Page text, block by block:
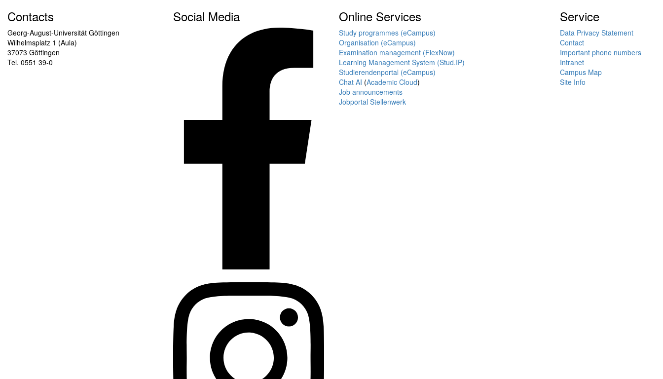
Contacts
Georg-August-Universität Göttingen
Wilhelmsplatz 1 (Aula)
37073 Göttingen
Tel. 0551 39-0
Social Media Online Services
Study programmes (eCampus)
Organisation (eCampus)
Examination management (FlexNow)
Learning Management System (Stud.IP)
Studierendenportal (eCampus)
Chat AI (Academic Cloud)
Job announcements
Jobportal Stellenwerk
Service
Data Privacy Statement
Contact
Important phone numbers
Intranet
Campus Map
Site Info